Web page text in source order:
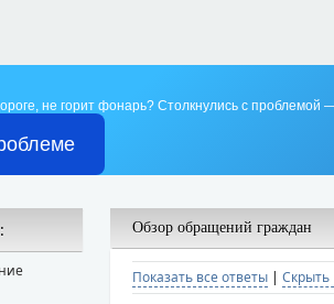
не горит фонарь? Столкнулись с проблемой
Обзор обращений граждан
Показать все ответы | Скрыть